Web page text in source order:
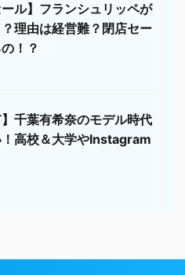
ール】フランシュリッペが
理由は経営難？閉店セー
！？
】千葉有希奈のモデル時代
高校＆大学やInstagram